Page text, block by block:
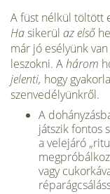
A füst nélkül töltött
Hasikerül az első
már jó esélyünk van
leszokni. Ahárom
jelenti, hogy
szenvedélyünkről.
A
játszik fontos
a velejáró
vagy